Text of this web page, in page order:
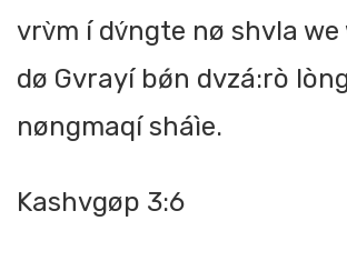
vrv̀m í dv́ngte nø shvla we
dø Gvrayí bǿn dvzá:rò
nøngmaqí sháìe.
Kashvgøp 3:6